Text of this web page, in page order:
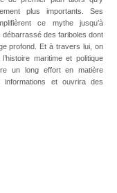
plus importants. Ses
ce mythe jusqu’à
débarrassé des fariboles dont
profond. Et à travers lui, on
maritime et politique
un long effort en matière
informations et ouvrira des